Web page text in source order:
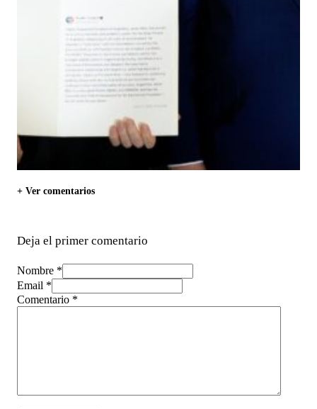
+ Ver comentarios
Deja el primer comentario
Nombre *
Email *
Comentario *